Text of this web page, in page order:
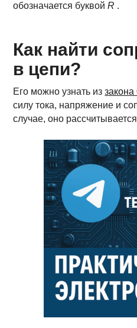
обозначается буквой R .
Как найти
в цепи?
Его можно узнать из
силу тока, напряжение и
случае, оно